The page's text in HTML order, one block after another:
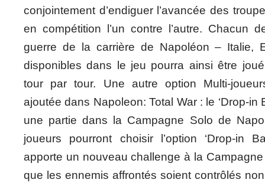
conjointement d’endiguer l’avancée des
en compétition l’un contre l’autre. Chacun
guerre de la carrière de Napoléon – Italie,
disponibles dans le jeu pourra ainsi être
tour par tour. Une autre option Multi-
ajoutée dans Napoleon: Total War : le ‘Drop-in
une partie dans la Campagne Solo de
joueurs pourront choisir l’option ‘Drop-in
apporte un nouveau challenge à la
que les ennemis affrontés soient contrôlés